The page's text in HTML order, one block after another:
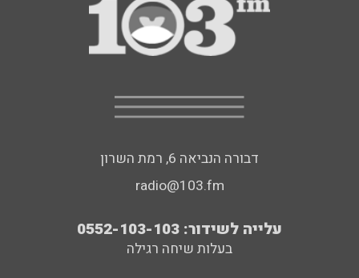
דבורה הנביאה 6, רמת השרון
radio@103.fm
עלייה לשידור: 0552-103-103
בעלות שיחה רגילה